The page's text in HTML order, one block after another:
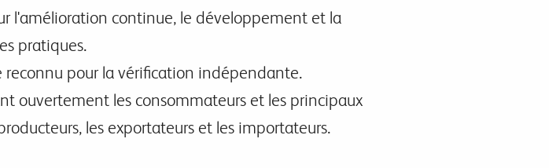
l'amélioration continue, le développement et la
pratiques.
reconnu pour la vérification indépendante.
ouvertement les consommateurs et les principaux
les exportateurs et les importateurs.